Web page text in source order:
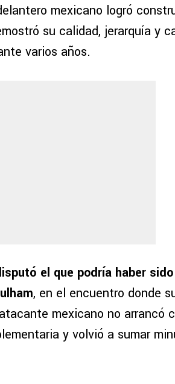
mexicano logró
su calidad, jerarquía y
varios años.
el que podría haber
, en el encuentro donde
mexicano no arrancó
y volvió a sumar